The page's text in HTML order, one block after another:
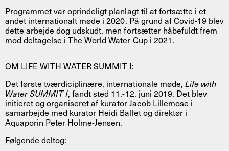
Programmet var oprindeligt planlagt til at fortsætte i et
andet internationalt møde i 2020. På grund af Covid-19 blev
dette arbejde dog udskudt, men fortsætter håbefuldt frem
mod deltagelse i The World Water Cup i 2021.
OM LIFE WITH WATER SUMMIT I:
Det første tværdiciplinære, internationale møde, Life with
Water SUMMIT I, fandt sted 11.-12. juni 2019. Det blev
initieret og organiseret af kurator Jacob Lillemose i
samarbejde med kurator Heidi Ballet og direktør i
Aquaporin Peter Holme-Jensen.
Følgende deltog: